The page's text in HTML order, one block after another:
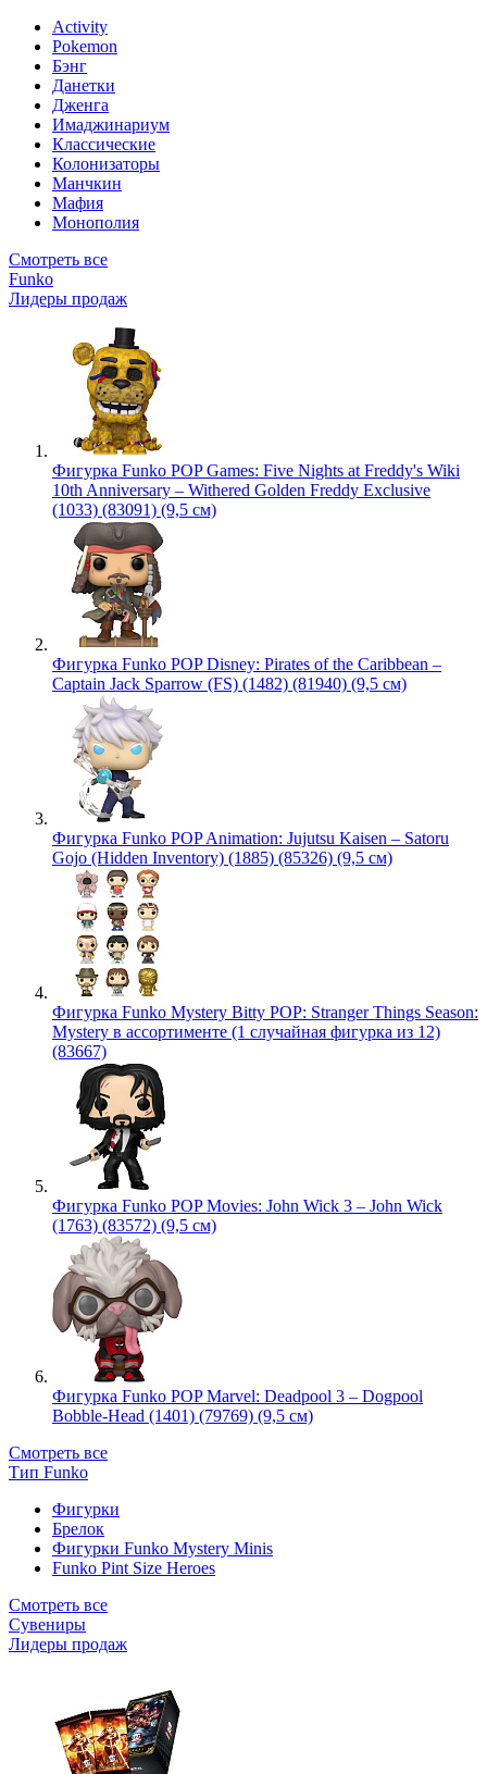
Activity
Pokemon
Бэнг
Данетки
Дженга
Имаджинариум
Классические
Колонизаторы
Манчкин
Мафия
Монополия
Смотреть все
Funko
Лидеры продаж
Фигурка Funko POP Games: Five Nights at Freddy's Wiki
10th Anniversary – Withered Golden Freddy Exclusive
(1033) (83091) (9,5 см)
Фигурка Funko POP Disney: Pirates of the Caribbean –
Captain Jack Sparrow (FS) (1482) (81940) (9,5 см)
Фигурка Funko POP Animation: Jujutsu Kaisen – Satoru
Gojo (Hidden Inventory) (1885) (85326) (9,5 см)
Фигурка Funko Mystery Bitty POP: Stranger Things Season:
Mystery в ассортименте (1 случайная фигурка из 12)
(83667)
Фигурка Funko POP Movies: John Wick 3 – John Wick
(1763) (83572) (9,5 см)
Фигурка Funko POP Marvel: Deadpool 3 – Dogpool
Bobble-Head (1401) (79769) (9,5 см)
Смотреть все
Тип Funko
Фигурки
Брелок
Фигурки Funko Mystery Minis
Funko Pint Size Heroes
Смотреть все
Сувениры
Лидеры продаж